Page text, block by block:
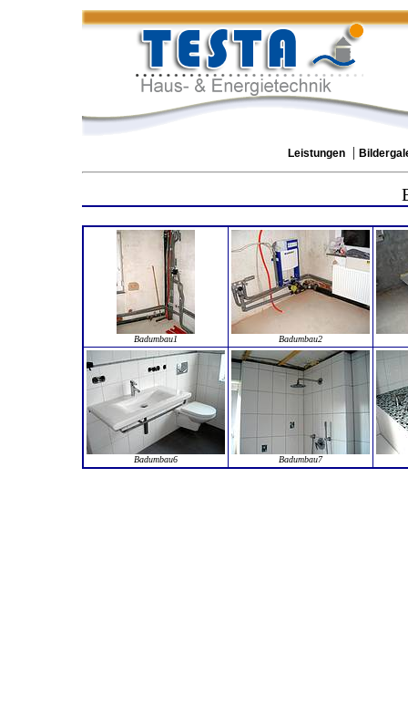
Leistungen|
Badumbau1 Badumbau2
Badumbau6 Badumbau7